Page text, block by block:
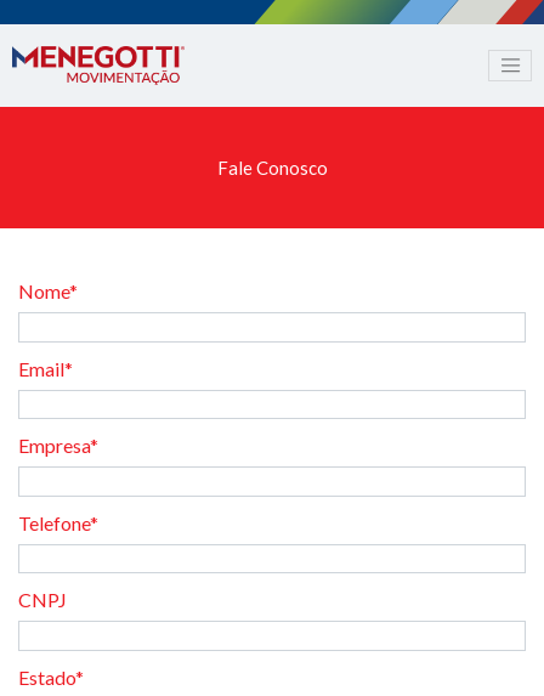
Fale Conosco
Nome*
Email*
Empresa*
Telefone*
CNPJ
Estado*